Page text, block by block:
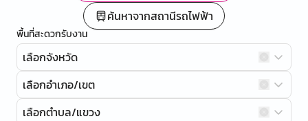
ค้นหาจากสถานีรถไฟฟ้า
พื้นที่สะดวกรับงาน
เลือกจังหวัด
เลือกอำเภอ/เขต
เลือกตำบล/แขวง